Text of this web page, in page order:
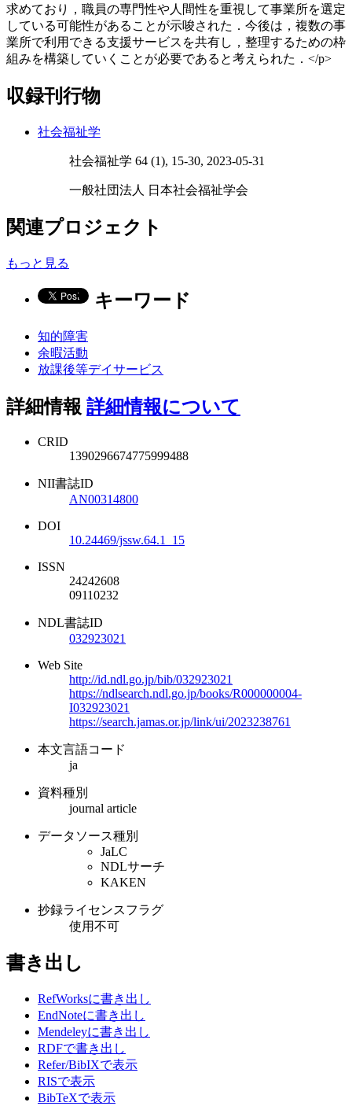
求めており，職員の専門性や人間性を重視して事業所を選定
している可能性があることが示唆された．今後は，複数の事
業所で利用できる支援サービスを共有し，整理するための枠
組みを構築していくことが必要であると考えられた．</p>
収録刊行物
社会福祉学
社会福祉学 64 (1), 15-30, 2023-05-31
一般社団法人 日本社会福祉学会
関連プロジェクト
もっと見る
キーワード
知的障害
余暇活動
放課後等デイサービス
詳細情報 詳細情報について
CRID
1390296674775999488
NII書誌ID
AN00314800
DOI
10.24469/jssw.64.1_15
ISSN
24242608
09110232
NDL書誌ID
032923021
Web Site
http://id.ndl.go.jp/bib/032923021
https://ndlsearch.ndl.go.jp/books/R000000004-
I032923021
https://search.jamas.or.jp/link/ui/2023238761
本文言語コード
ja
資料種別
journal article
データソース種別
JaLC
NDLサーチ
KAKEN
抄録ライセンスフラグ
使用不可
書き出し
RefWorksに書き出し
EndNoteに書き出し
Mendeleyに書き出し
RDFで書き出し
Refer/BibIXで表示
RISで表示
BibTeXで表示